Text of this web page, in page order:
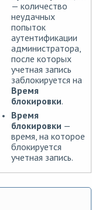
— количество
неудачных
попыток
аутентификации
администратора,
после которых
учетная запись
заблокируется на
Время
блокировки.
Время
блокировки —
время, на которое
блокируется
учетная запись.